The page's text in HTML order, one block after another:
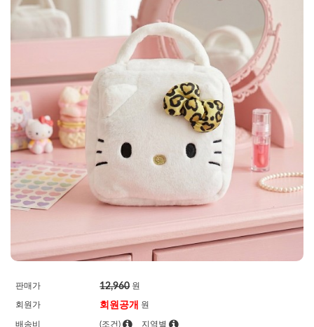
판매가 12,960원
회원가 회원공개 원
배송비 (조건) 지역별